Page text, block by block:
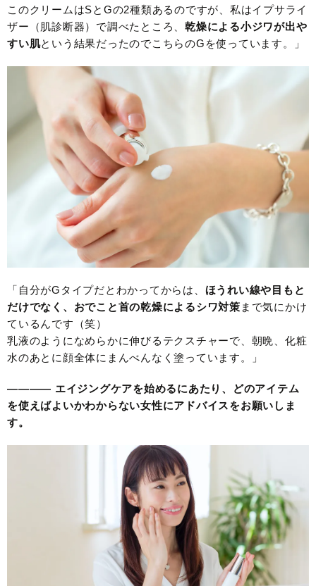
このクリームはSとGの2種類あるのですが、私はイプサライ
ザー（肌診断器）で調べたところ、 乾燥による小ジワが出や
すい肌という結果だったのでこちらのGを使っています。」
「自分がGタイプだとわかってからは、 ほうれい線や目もと
だけでなく、おでこと首の乾燥によるシワ対策 まで気にかけ
ているんです（笑）
乳液のようになめらかに伸びるテクスチャーで、朝晩、化粧
水のあとに顔全体にまんべんなく塗っています。」
———— エイジングケアを始めるにあたり、どのアイテム
を使えばよいかわからない女性にアドバイスをお願いしま
す。